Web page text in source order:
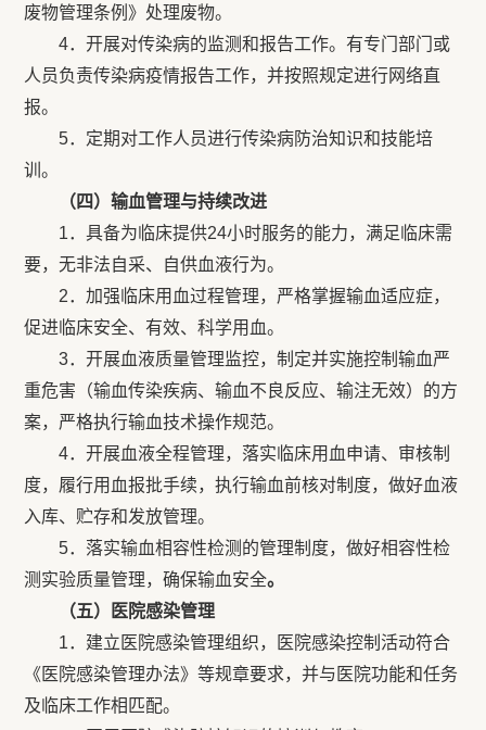
废物管理条例》处理废物。
4．开展对传染病的监测和报告工作。有专门部门或
人员负责传染病疫情报告工作，并按照规定进行网络直
报。
5．定期对工作人员进行传染病防治知识和技能培
训。
（四）输血管理与持续改进
1．具备为临床提供24小时服务的能力，满足临床需
要，无非法自采、自供血液行为。
2．加强临床用血过程管理，严格掌握输血适应症，
促进临床安全、有效、科学用血。
3．开展血液质量管理监控，制定并实施控制输血严
重危害（输血传染疾病、输血不良反应、输注无效）的方
案，严格执行输血技术操作规范。
4．开展血液全程管理，落实临床用血申请、审核制
度，履行用血报批手续，执行输血前核对制度，做好血液
入库、贮存和发放管理。
5．落实输血相容性检测的管理制度，做好相容性检
测实验质量管理，确保输血安全。
（五）医院感染管理
1．建立医院感染管理组织，医院感染控制活动符合
《医院感染管理办法》等规章要求，并与医院功能和任务
及临床工作相匹配。